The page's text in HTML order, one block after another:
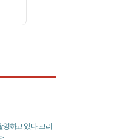
하고 있다. 크리